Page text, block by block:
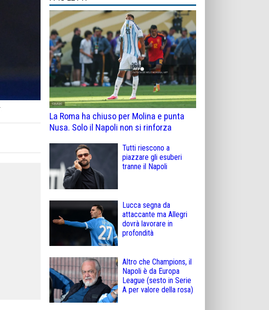
La Roma ha chiuso per Molina e punta
Nusa. Solo il Napoli non si rinforza
Tutti riescono a
piazzare gli esuberi
tranne il Napoli
Lucca segna da
attaccante ma Allegri
dovrà lavorare in
profondità
Altro che Champions, il
Napoli è da Europa
League (sesto in Serie
A per valore della rosa)